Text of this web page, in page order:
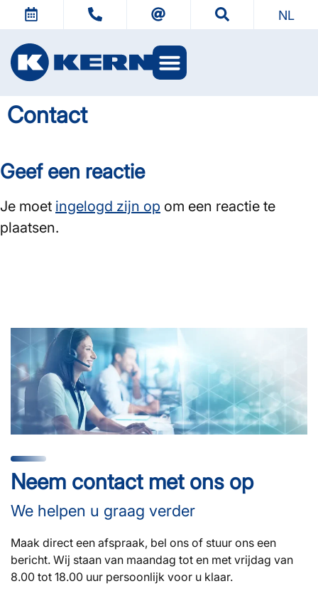
NL
Contact
Geef een reactie
Je moet ingelogd zijn op om een reactie te
plaatsen.
Neem contact met ons op
We helpen u graag verder
Maak direct een afspraak, bel ons of stuur ons een
bericht. Wij staan van maandag tot en met vrijdag van
8.00 tot 18.00 uur persoonlijk voor u klaar.